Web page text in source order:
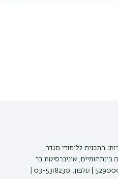
התכנית ללימודי מגדר,
בינתחומיים, אוניברסיטת בר